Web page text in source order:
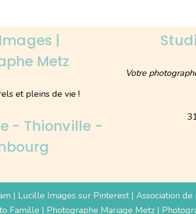
|
Metz
et pleins de vie !
- Thionville -
Votre
| Lucille Images sur Pinterest| Association
Famille | Photographe Mariage Metz |